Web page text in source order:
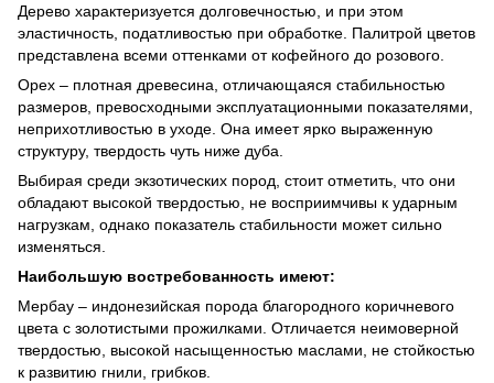
Дерево характеризуется долговечностью, и при этом
эластичность, податливостью при обработке. Палитрой цветов
представлена всеми оттенками от кофейного до розового.
Орех – плотная древесина, отличающаяся стабильностью
размеров, превосходными эксплуатационными показателями,
неприхотливостью в уходе. Она имеет ярко выраженную
структуру, твердость чуть ниже дуба.
Выбирая среди экзотических пород, стоит отметить, что они
обладают высокой твердостью, не восприимчивы к ударным
нагрузкам, однако показатель стабильности может сильно
изменяться.
Наибольшую востребованность имеют:
Мербау – индонезийская порода благородного коричневого
цвета с золотистыми прожилками. Отличается неимоверной
твердостью, высокой насыщенностью маслами, не стойкостью
к развитию гнили, грибков.